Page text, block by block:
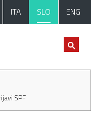
ITA SLO ENG
SPF